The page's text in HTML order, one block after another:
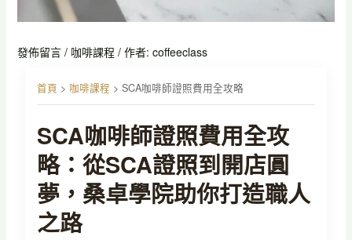
發佈留言 / 咖啡課程 / 作者: coffeeclass
首頁 > 咖啡課程 > SCA咖啡師證照費用全攻略
SCA咖啡師證照費用全攻
略：從SCA證照到開店圓
夢，桑卓學院助你打造職人
之路